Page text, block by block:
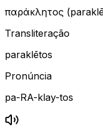
παράκλητος
Transliteração
paraklētos
Pronúncia
pa-RA-klay-tos